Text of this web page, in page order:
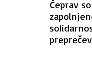
Čeprav